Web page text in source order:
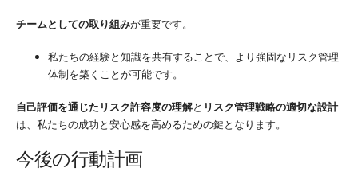
チームとしての取り組みが重要です。
私たちの経験と知識を共有することで、より強固なリスク管理
体制を築くことが可能です。
自己評価を通じたリスク許容度の理解と リスク管理戦略の適切な設計
は、私たちの成功と安心感を高めるための鍵となります。
今後の行動計画